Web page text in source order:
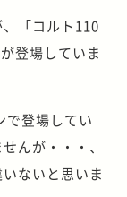
、「コルト110
登場していま
で登場してい
んが・・・、
ないと思いま